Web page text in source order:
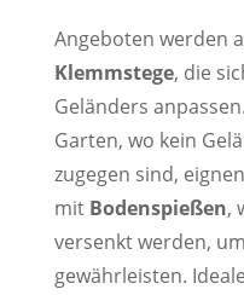
Angeboten werden
Klemmstege, die
Geländers
Garten, wo kein
zugegen sind,
mit Bodenspießen,
versenkt werden,
gewährleisten.